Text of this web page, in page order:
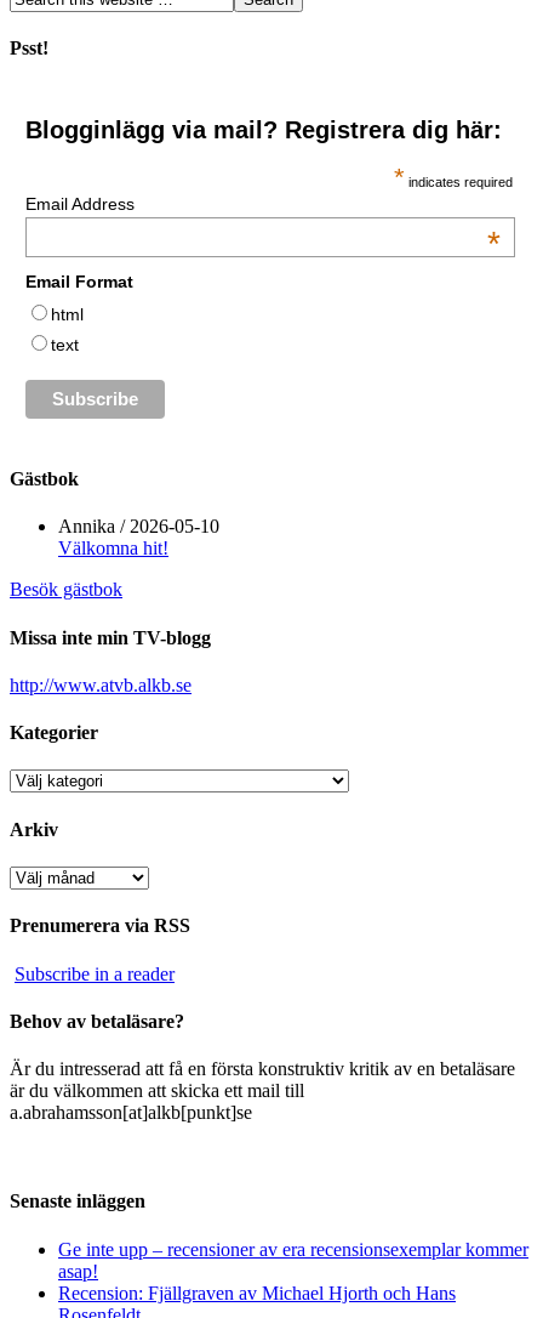
Psst!
Blogginlägg via mail? Registrera dig här:
* indicates required
Email Address
*
Email Format
html
text
Gästbok
Annika / 2026-05-10
Välkomna hit!
Besök gästbok
Missa inte min TV-blogg
http://www.atvb.alkb.se
Kategorier
Kategorier
Arkiv
Arkiv
Prenumerera via RSS
Subscribe in a reader
Behov av betaläsare?
Är du intresserad att få en första konstruktiv kritik av en betaläsare
är du välkommen att skicka ett mail till
a.abrahamsson[at]alkb[punkt]se
Senaste inläggen
Ge inte upp – recensioner av era recensionsexemplar kommer
asap!
Recension: Fjällgraven av Michael Hjorth och Hans